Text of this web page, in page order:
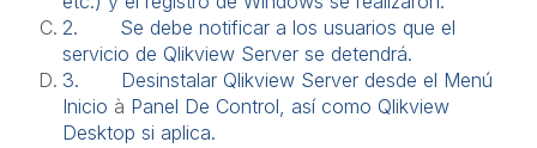
2. Se debe notificar a los usuarios que el
servicio de Qlikview Server se detendrá.
3. Desinstalar Qlikview Server desde el Menú
Inicio à Panel De Control, así como Qlikview
Desktop si aplica.